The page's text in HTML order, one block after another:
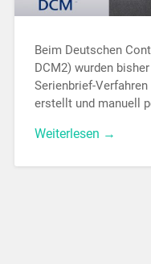
Beim Deutschen
DCM2) wurden
Serienbrief-
erstellt und manuell
Weiterlesen →